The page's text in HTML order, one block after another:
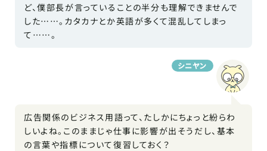
ど、僕部長が言っていることの半分も理解できませんで
した……。カタカナとか英語が多くて混乱してしまっ
て……。
シニヤン
広告関係のビジネス用語って、たしかにちょっと紛らわ
しいよね。このままじゃ仕事に影響が出そうだし、基本
の言葉や指標について復習しておく？
CATEGORY カテゴリで探す